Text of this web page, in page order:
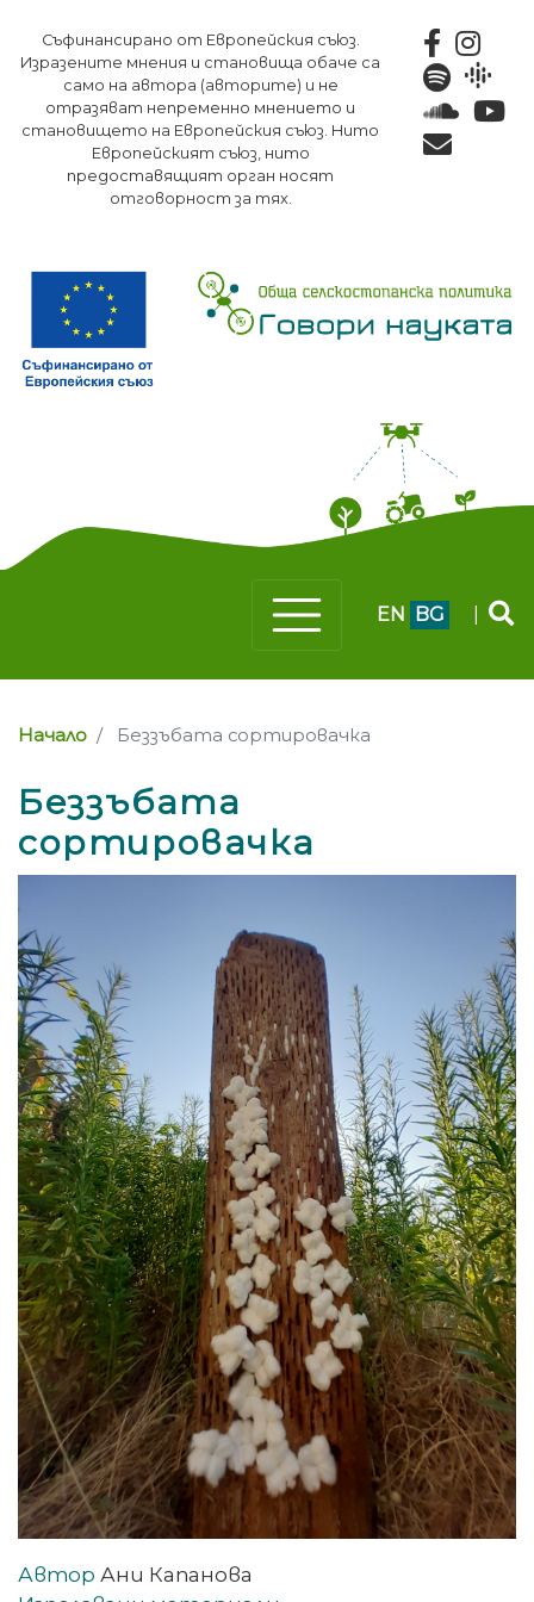
към
основното
съдържание
Съфинансирано от Европейския съюз.
Изразените мнения и становища обаче са
само на автора (авторите) и не
отразяват непременно мнението и
становището на Европейския съюз. Нито
Европейският съюз, нито
предоставящият орган носят
отговорност за тях.
EN BG
Начало Беззъбата сортировачка
Беззъбата
сортировачка
Автор Ани Капанова